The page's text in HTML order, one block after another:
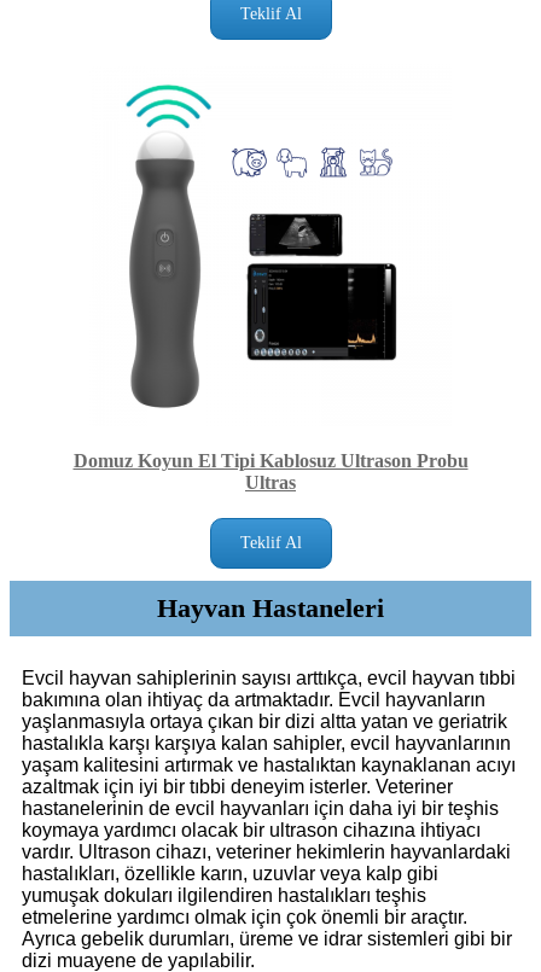
Teklif Al
Domuz Koyun El Tipi Kablosuz Ultrason Probu
Ultras
Teklif Al
Hayvan Hastaneleri
Evcil hayvan sahiplerinin sayısı arttıkça, evcil hayvan tıbbi
bakımına olan ihtiyaç da artmaktadır. Evcil hayvanların
yaşlanmasıyla ortaya çıkan bir dizi altta yatan ve geriatrik
hastalıkla karşı karşıya kalan sahipler, evcil hayvanlarının
yaşam kalitesini artırmak ve hastalıktan kaynaklanan acıyı
azaltmak için iyi bir tıbbi deneyim isterler. Veteriner
hastanelerinin de evcil hayvanları için daha iyi bir teşhis
koymaya yardımcı olacak bir ultrason cihazına ihtiyacı
vardır. Ultrason cihazı, veteriner hekimlerin hayvanlardaki
hastalıkları, özellikle karın, uzuvlar veya kalp gibi
yumuşak dokuları ilgilendiren hastalıkları teşhis
etmelerine yardımcı olmak için çok önemli bir araçtır.
Ayrıca gebelik durumları, üreme ve idrar sistemleri gibi bir
dizi muayene de yapılabilir.